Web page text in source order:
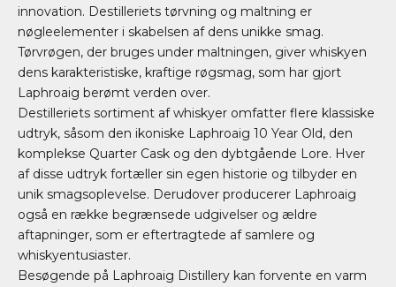
innovation. Destilleriets tørvning og maltning er
nøgleelementer i skabelsen af dens unikke smag.
Tørvrøgen, der bruges under maltningen, giver whiskyen
dens karakteristiske, kraftige røgsmag, som har gjort
Laphroaig berømt verden over.
Destilleriets sortiment af whiskyer omfatter flere klassiske
udtryk, såsom den ikoniske Laphroaig 10 Year Old, den
komplekse Quarter Cask og den dybtgående Lore. Hver
af disse udtryk fortæller sin egen historie og tilbyder en
unik smagsoplevelse. Derudover producerer Laphroaig
også en række begrænsede udgivelser og ældre
aftapninger, som er eftertragtede af samlere og
whiskyentusiaster.
Besøgende på Laphroaig Distillery kan forvente en varm